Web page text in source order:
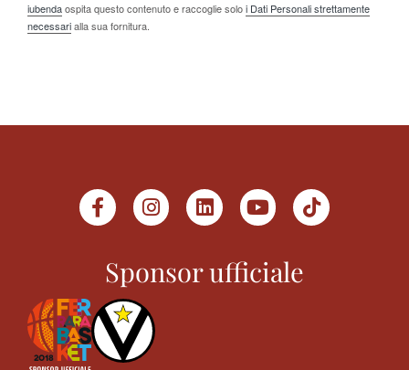
iubendaospita questo contenuto e raccoglie soloi Dati Personali strettamente
necessarialla sua fornitura.
Sponsor ufficiale